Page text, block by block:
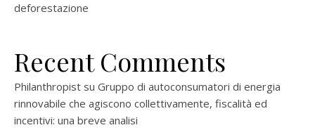
deforestazione
Recent Comments
Philanthropist su Gruppo di autoconsumatori di energia
rinnovabile che agiscono collettivamente, fiscalità ed
incentivi: una breve analisi